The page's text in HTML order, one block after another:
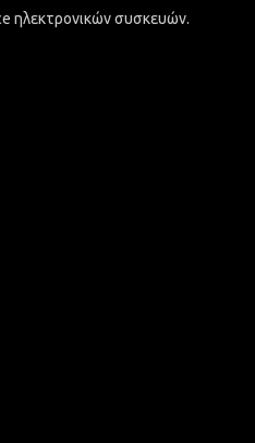
ηλεκτρονικών συσκευών.